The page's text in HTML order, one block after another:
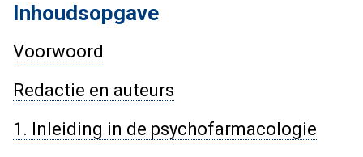
Inhoudsopgave
Voorwoord
Redactie en auteurs
1. Inleiding in de psychofarmacologie